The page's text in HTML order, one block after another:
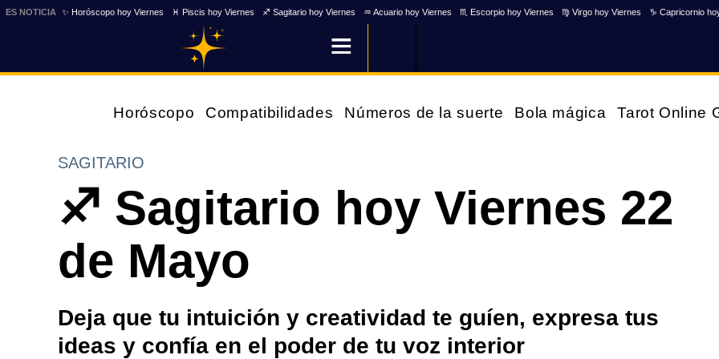
ES NOTICIA ✨ Horóscopo hoy Viernes ♓ Piscis hoy Viernes ♐ Sagitario hoy Viernes ♒ Acuario hoy Viernes ♏ Escorpio hoy Viernes ♍ Virgo hoy Viernes ♑ Capricornio
Horóscopo Compatibilidades Números de la suerte Bola mágica Tarot Online
SAGITARIO
♐ Sagitario hoy Viernes 22
de Mayo
Deja que tu intuición y creatividad te guíen, expresa tus
ideas y confía en el poder de tu voz interior